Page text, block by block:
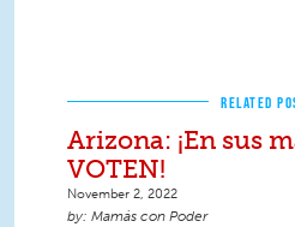
RELATED
Arizona: ¡En sus
VOTEN!
November 2, 2022
Mamás con Poder